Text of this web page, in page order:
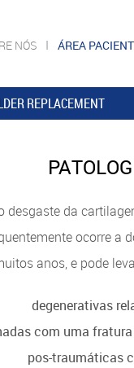
NÓS ÁREA
REPLACEMENT
da
ocorre a
anos, e pode
degenerativas
com uma
pos-traumáticas